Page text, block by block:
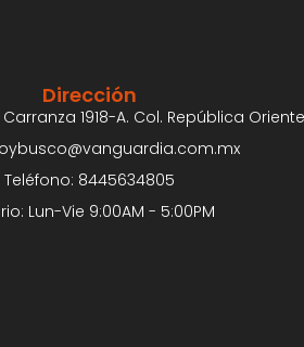
Dirección
1918-A. Col. República
Teléfono: 8445634805
Lun-Vie 9:00AM - 5:00PM